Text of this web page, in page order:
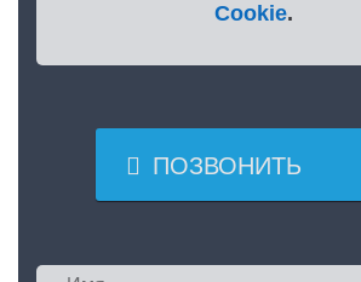
Cookie.
 ПОЗВОНИТЬ